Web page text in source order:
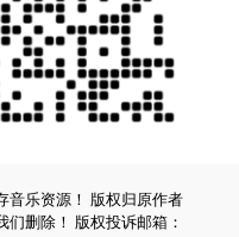
音乐资源！ 版权归原作者
删除！ 版权投诉邮箱：